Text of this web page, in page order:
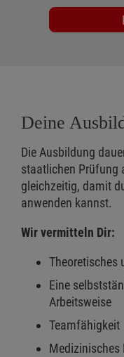
Deine
Die Ausbildung
staatlichen Prüfung
gleichzeitig, damit
anwenden kannst.
Wir vermitteln Dir:
Theoretisches
Eine
Arbeitsweise
Teamfähigkeit
Medizinisches